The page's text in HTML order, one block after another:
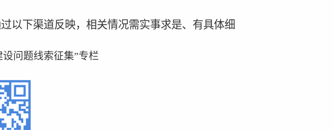
下渠道反映，相关情况需实事求是、有具体细
问题线索征集”专栏